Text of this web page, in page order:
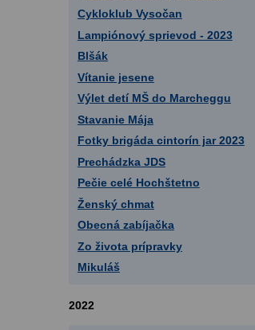
Cykloklub Vysočan
Lampiónový sprievod - 2023
Blšák
Vítanie jesene
Výlet detí MŠ do Marcheggu
Stavanie Mája
Fotky brigáda cintorín jar 2023
Prechádzka JDS
Pečie celé Hochštetno
Ženský chmat
Obecná zabíjačka
Zo života prípravky
Mikuláš
2022